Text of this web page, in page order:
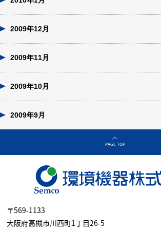
2009年12月
2009年11月
2009年10月
2009年9月
PAGE TOP
〒569-1133
大阪府高槻市川西町1丁目26-5